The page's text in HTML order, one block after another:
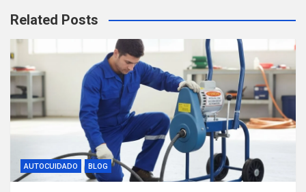
Related Posts
AUTOCUIDADO BLOG